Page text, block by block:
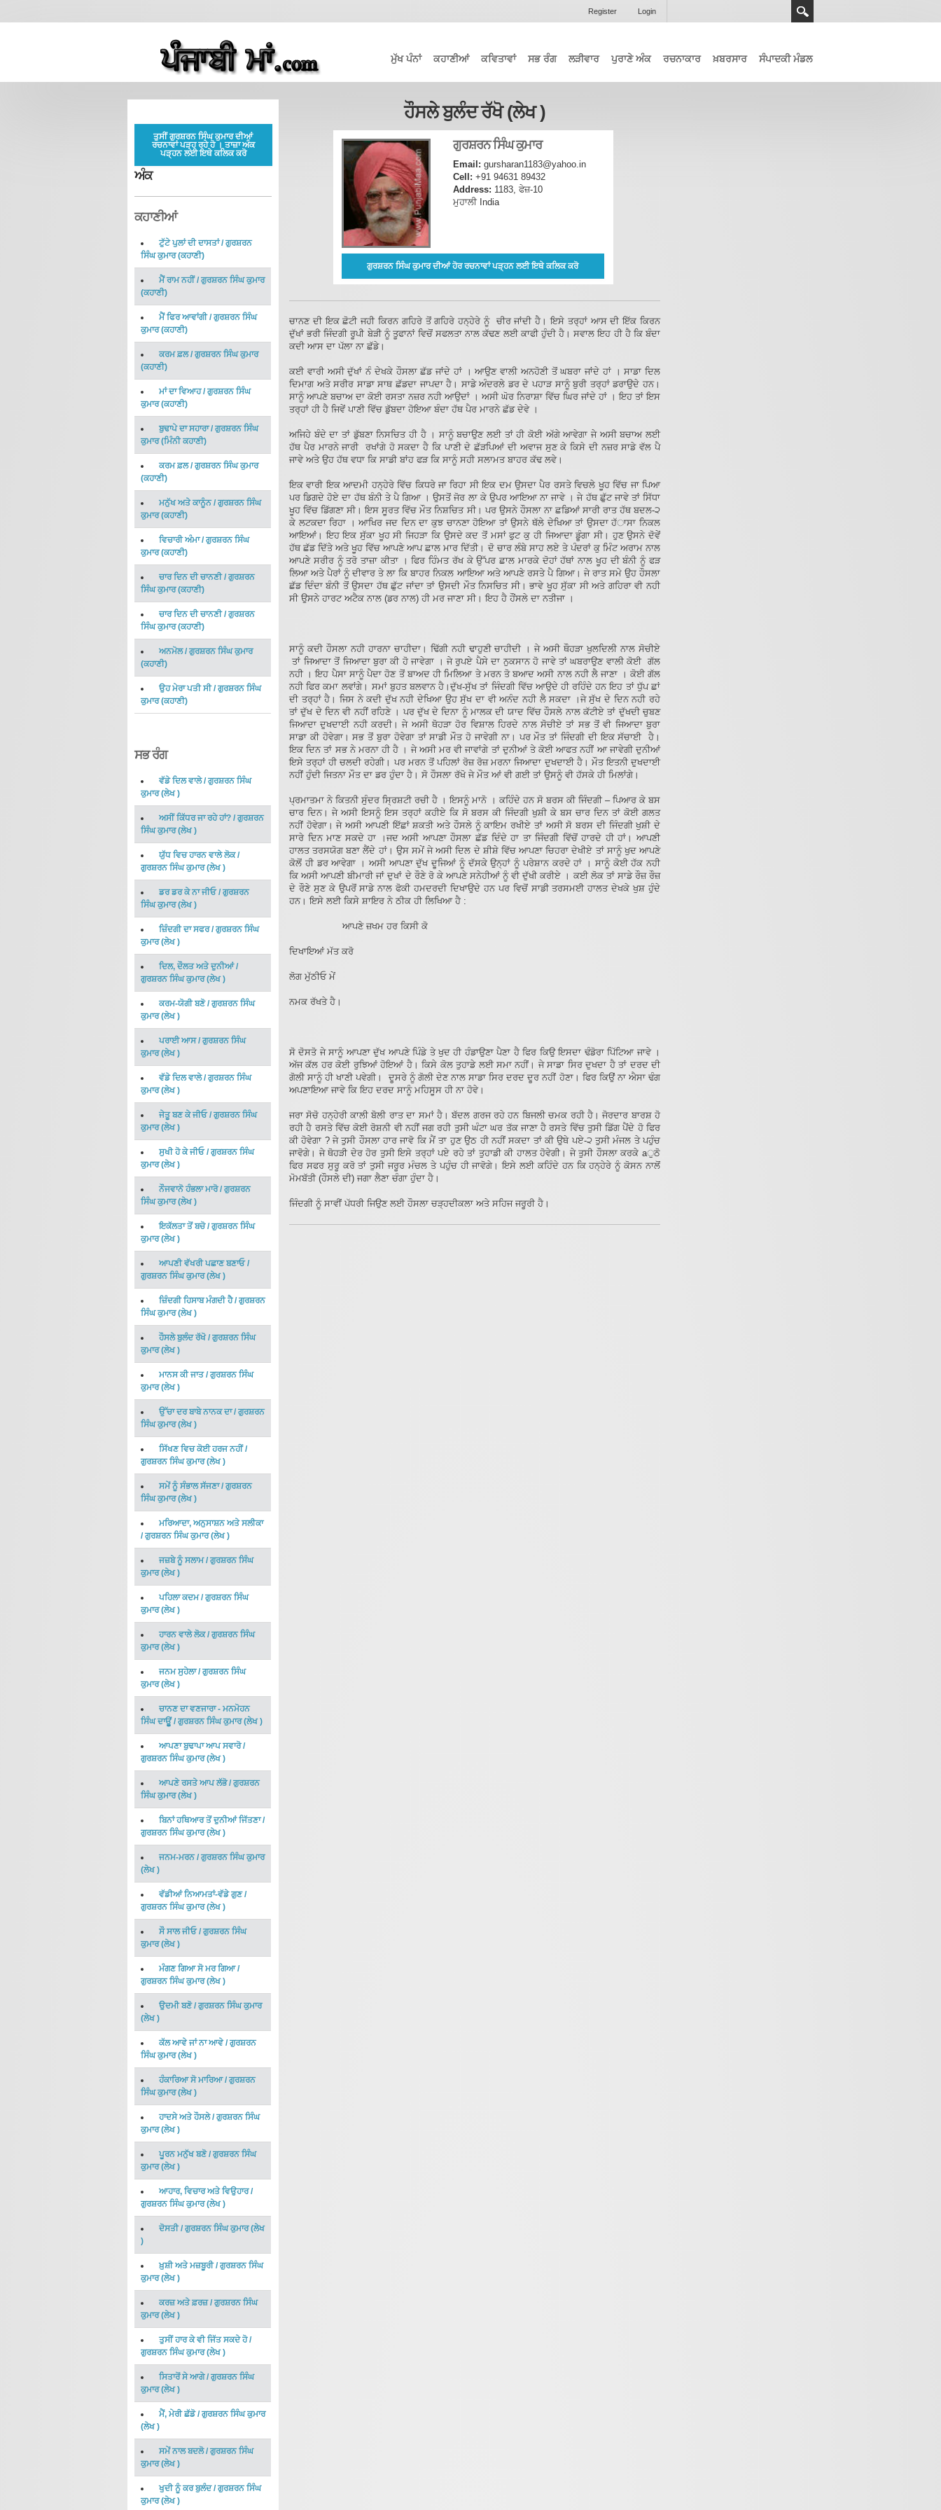
Register Login
ਮੁੱਖ ਪੰਨਾਂ ਕਹਾਣੀਆਂ ਕਵਿਤਾਵਾਂ ਸਭ ਰੰਗ ਲੜੀਵਾਰ ਪੁਰਾਣੇ ਅੰਕ ਰਚਨਾਕਾਰ ਖ਼ਬਰਸਾਰ ਸੰਪਾਦਕੀ ਮੰਡਲ
ਤੁਸੀਂ ਗੁਰਸ਼ਰਨ ਸਿੰਘ ਕੁਮਾਰ ਦੀਆਂ
ਰਚਨਾਵਾਂ ਪੜ੍ਹ ਰਹੇ ਹੋ । ਤਾਜ਼ਾ ਅੰਕ
ਪੜ੍ਹਨ ਲਈ ਇਥੇ ਕਲਿਕ ਕਰੋ
ਅੰਕ
ਕਹਾਣੀਆਂ
ਟੁੱਟੇ ਪੁਲਾਂ ਦੀ ਦਾਸਤਾਂ/ਗੁਰਸ਼ਰਨ
ਸਿੰਘ ਕੁਮਾਰ(ਕਹਾਣੀ)
ਮੈਂ ਰਾਮ ਨਹੀਂ/ ਗੁਰਸ਼ਰਨ ਸਿੰਘ ਕੁਮਾਰ
(ਕਹਾਣੀ)
ਮੈਂ ਫਿਰ ਆਵਾਂਗੀ/ਗੁਰਸ਼ਰਨ ਸਿੰਘ
ਕੁਮਾਰ(ਕਹਾਣੀ)
ਕਰਮ ਫ਼ਲ/ ਗੁਰਸ਼ਰਨ ਸਿੰਘ ਕੁਮਾਰ
(ਕਹਾਣੀ)
ਮਾਂ ਦਾ ਵਿਆਹ/ਗੁਰਸ਼ਰਨ ਸਿੰਘ
ਕੁਮਾਰ(ਕਹਾਣੀ)
ਬੁਢਾਪੇ ਦਾ ਸਹਾਰਾ/ ਗੁਰਸ਼ਰਨ ਸਿੰਘ
ਕੁਮਾਰ(ਮਿੰਨੀ ਕਹਾਣੀ)
ਕਰਮ ਫ਼ਲ/ਗੁਰਸ਼ਰਨ ਸਿੰਘ ਕੁਮਾਰ
(ਕਹਾਣੀ)
ਮਨੁੱਖ ਅਤੇ ਕਾਨੂੰਨ/ ਗੁਰਸ਼ਰਨ ਸਿੰਘ
ਕੁਮਾਰ(ਕਹਾਣੀ)
ਵਿਚਾਰੀ ਅੰਮਾ/ਗੁਰਸ਼ਰਨ ਸਿੰਘ
ਕੁਮਾਰ(ਕਹਾਣੀ)
ਚਾਰ ਦਿਨ ਦੀ ਚਾਨਣੀ/ ਗੁਰਸ਼ਰਨ
ਸਿੰਘ ਕੁਮਾਰ(ਕਹਾਣੀ)
ਚਾਰ ਦਿਨ ਦੀ ਚਾਨਣੀ/ਗੁਰਸ਼ਰਨ
ਸਿੰਘ ਕੁਮਾਰ(ਕਹਾਣੀ)
ਅਨਮੋਲ/ ਗੁਰਸ਼ਰਨ ਸਿੰਘ ਕੁਮਾਰ
(ਕਹਾਣੀ)
ਉਹ ਮੇਰਾ ਪਤੀ ਸੀ/ਗੁਰਸ਼ਰਨ ਸਿੰਘ
ਕੁਮਾਰ(ਕਹਾਣੀ)
ਸਭ ਰੰਗ
ਵੱਡੇ ਦਿਲ ਵਾਲੇ/ਗੁਰਸ਼ਰਨ ਸਿੰਘ
ਕੁਮਾਰ(ਲੇਖ)
ਅਸੀਂ ਕਿੱਧਰ ਜਾ ਰਹੇ ਹਾਂ? / ਗੁਰਸ਼ਰਨ
ਸਿੰਘ ਕੁਮਾਰ(ਲੇਖ)
ਯੁੱਧ ਵਿਚ ਹਾਰਨ ਵਾਲੇ ਲੋਕ/
ਗੁਰਸ਼ਰਨ ਸਿੰਘ ਕੁਮਾਰ(ਲੇਖ)
ਡਰ ਡਰ ਕੇ ਨਾ ਜੀਓ/ ਗੁਰਸ਼ਰਨ
ਸਿੰਘ ਕੁਮਾਰ(ਲੇਖ)
ਜ਼ਿੰਦਗੀ ਦਾ ਸਫਰ/ਗੁਰਸ਼ਰਨ ਸਿੰਘ
ਕੁਮਾਰ(ਲੇਖ)
ਦਿਲ, ਦੌਲਤ ਅਤੇ ਦੁਨੀਆਂ/
ਗੁਰਸ਼ਰਨ ਸਿੰਘ ਕੁਮਾਰ(ਲੇਖ)
ਕਰਮ-ਯੋਗੀ ਬਣੋ/ਗੁਰਸ਼ਰਨ ਸਿੰਘ
ਕੁਮਾਰ(ਲੇਖ)
ਪਰਾਈ ਆਸ/ ਗੁਰਸ਼ਰਨ ਸਿੰਘ
ਕੁਮਾਰ(ਲੇਖ)
ਵੱਡੇ ਦਿਲ ਵਾਲੇ/ਗੁਰਸ਼ਰਨ ਸਿੰਘ
ਕੁਮਾਰ(ਲੇਖ)
ਜੇਤੂ ਬਣ ਕੇ ਜੀਓ/ ਗੁਰਸ਼ਰਨ ਸਿੰਘ
ਕੁਮਾਰ(ਲੇਖ)
ਸੁਖੀ ਹੋ ਕੇ ਜੀਓ/ਗੁਰਸ਼ਰਨ ਸਿੰਘ
ਕੁਮਾਰ(ਲੇਖ)
ਨੌਜਵਾਨੋ ਹੰਭਲਾ ਮਾਰੋ/ ਗੁਰਸ਼ਰਨ
ਸਿੰਘ ਕੁਮਾਰ(ਲੇਖ)
ਇਕੱਲਤਾ ਤੋਂ ਬਚੋ/ਗੁਰਸ਼ਰਨ ਸਿੰਘ
ਕੁਮਾਰ(ਲੇਖ)
ਆਪਣੀ ਵੱਖਰੀ ਪਛਾਣ ਬਣਾਓ/
ਗੁਰਸ਼ਰਨ ਸਿੰਘ ਕੁਮਾਰ(ਲੇਖ)
ਜ਼ਿੰਦਗੀ ਹਿਸਾਬ ਮੰਗਦੀ ਹੈ/ਗੁਰਸ਼ਰਨ
ਸਿੰਘ ਕੁਮਾਰ(ਲੇਖ)
ਹੌਸਲੇ ਬੁਲੰਦ ਰੱਖੋ/ ਗੁਰਸ਼ਰਨ ਸਿੰਘ
ਕੁਮਾਰ(ਲੇਖ)
ਮਾਨਸ ਕੀ ਜਾਤ/ਗੁਰਸ਼ਰਨ ਸਿੰਘ
ਕੁਮਾਰ(ਲੇਖ)
ਉੱਚਾ ਦਰ ਬਾਬੇ ਨਾਨਕ ਦਾ/ ਗੁਰਸ਼ਰਨ
ਸਿੰਘ ਕੁਮਾਰ(ਲੇਖ)
ਸਿੱਖਣ ਵਿਚ ਕੋਈ ਹਰਜ ਨਹੀਂ/
ਗੁਰਸ਼ਰਨ ਸਿੰਘ ਕੁਮਾਰ(ਲੇਖ)
ਸਮੇਂ ਨੂੰ ਸੰਭਾਲ ਸੱਜਣਾ/ ਗੁਰਸ਼ਰਨ
ਸਿੰਘ ਕੁਮਾਰ(ਲੇਖ)
ਮਰਿਆਦਾ, ਅਨੁਸਾਸ਼ਨ ਅਤੇ ਸਲੀਕਾ
/ਗੁਰਸ਼ਰਨ ਸਿੰਘ ਕੁਮਾਰ(ਲੇਖ)
ਜਜ਼ਬੇ ਨੂੰ ਸਲਾਮ/ ਗੁਰਸ਼ਰਨ ਸਿੰਘ
ਕੁਮਾਰ(ਲੇਖ)
ਪਹਿਲਾ ਕਦਮ/ਗੁਰਸ਼ਰਨ ਸਿੰਘ
ਕੁਮਾਰ(ਲੇਖ)
ਹਾਰਨ ਵਾਲੇ ਲੋਕ/ ਗੁਰਸ਼ਰਨ ਸਿੰਘ
ਕੁਮਾਰ(ਲੇਖ)
ਜਨਮ ਸੁਹੇਲਾ/ਗੁਰਸ਼ਰਨ ਸਿੰਘ
ਕੁਮਾਰ(ਲੇਖ)
ਚਾਨਣ ਦਾ ਵਣਜਾਰਾ - ਮਨਮੋਹਨ
ਸਿੰਘ ਦਾਊੂਂ/ ਗੁਰਸ਼ਰਨ ਸਿੰਘ ਕੁਮਾਰ(ਲੇਖ)
ਆਪਣਾ ਬੁਢਾਪਾ ਆਪ ਸਵਾਰੋ/
ਗੁਰਸ਼ਰਨ ਸਿੰਘ ਕੁਮਾਰ(ਲੇਖ)
ਆਪਣੇ ਰਸਤੇ ਆਪ ਲੱਭੋ/ ਗੁਰਸ਼ਰਨ
ਸਿੰਘ ਕੁਮਾਰ(ਲੇਖ)
ਬਿਨਾਂ ਹਥਿਆਰ ਤੋਂ ਦੁਨੀਆਂ ਜਿੱਤਣਾ/
ਗੁਰਸ਼ਰਨ ਸਿੰਘ ਕੁਮਾਰ(ਲੇਖ)
ਜਨਮ-ਮਰਨ/ ਗੁਰਸ਼ਰਨ ਸਿੰਘ ਕੁਮਾਰ
(ਲੇਖ)
ਵੱਡੀਆਂ ਨਿਆਮਤਾਂ-ਵੱਡੇ ਗੁਣ/
ਗੁਰਸ਼ਰਨ ਸਿੰਘ ਕੁਮਾਰ(ਲੇਖ)
ਸੌ ਸਾਲ ਜੀਓ/ ਗੁਰਸ਼ਰਨ ਸਿੰਘ
ਕੁਮਾਰ(ਲੇਖ)
ਮੰਗਣ ਗਿਆ ਸੋ ਮਰ ਗਿਆ/
ਗੁਰਸ਼ਰਨ ਸਿੰਘ ਕੁਮਾਰ(ਲੇਖ)
ਉਦਮੀ ਬਣੋ/ ਗੁਰਸ਼ਰਨ ਸਿੰਘ ਕੁਮਾਰ
(ਲੇਖ)
ਕੱਲ ਆਵੇ ਜਾਂ ਨਾ ਆਵੇ/ਗੁਰਸ਼ਰਨ
ਸਿੰਘ ਕੁਮਾਰ(ਲੇਖ)
ਹੰਕਾਰਿਆ ਸੋ ਮਾਰਿਆ/ ਗੁਰਸ਼ਰਨ
ਸਿੰਘ ਕੁਮਾਰ(ਲੇਖ)
ਹਾਦਸੇ ਅਤੇ ਹੌਸਲੇ/ਗੁਰਸ਼ਰਨ ਸਿੰਘ
ਕੁਮਾਰ(ਲੇਖ)
ਪੂਰਨ ਮਨੁੱਖ ਬਣੋ/ ਗੁਰਸ਼ਰਨ ਸਿੰਘ
ਕੁਮਾਰ(ਲੇਖ)
ਆਹਾਰ, ਵਿਚਾਰ ਅਤੇ ਵਿਉਹਾਰ/
ਗੁਰਸ਼ਰਨ ਸਿੰਘ ਕੁਮਾਰ(ਲੇਖ)
ਦੋਸਤੀ/ ਗੁਰਸ਼ਰਨ ਸਿੰਘ ਕੁਮਾਰ(ਲੇਖ
)
ਖ਼ੁਸ਼ੀ ਅਤੇ ਮਜ਼ਬੂਰੀ/ਗੁਰਸ਼ਰਨ ਸਿੰਘ
ਕੁਮਾਰ(ਲੇਖ)
ਕਰਜ਼ ਅਤੇ ਫ਼ਰਜ਼/ ਗੁਰਸ਼ਰਨ ਸਿੰਘ
ਕੁਮਾਰ(ਲੇਖ)
ਤੁਸੀਂ ਹਾਰ ਕੇ ਵੀ ਜਿੱਤ ਸਕਦੇ ਹੋ/
ਗੁਰਸ਼ਰਨ ਸਿੰਘ ਕੁਮਾਰ(ਲੇਖ)
ਸਿਤਾਰੋਂ ਸੇ ਆਗੇ/ ਗੁਰਸ਼ਰਨ ਸਿੰਘ
ਕੁਮਾਰ(ਲੇਖ)
ਮੈਂ, ਮੇਰੀ ਛੱਡੋ/ਗੁਰਸ਼ਰਨ ਸਿੰਘ ਕੁਮਾਰ
(ਲੇਖ)
ਸਮੇਂ ਨਾਲ ਬਦਲੋ/ ਗੁਰਸ਼ਰਨ ਸਿੰਘ
ਕੁਮਾਰ(ਲੇਖ)
ਖੁਦੀ ਨੂੰ ਕਰ ਬੁਲੰਦ/ਗੁਰਸ਼ਰਨ ਸਿੰਘ
ਕੁਮਾਰ(ਲੇਖ)
ਹੌਸਲੇ ਬੁਲੰਦ ਰੱਖੋ (ਲੇਖ )
ਗੁਰਸ਼ਰਨ ਸਿੰਘ ਕੁਮਾਰ
Email: gursharan1183@yahoo.in
Cell: +91 94631 89432
Address: 1183, ਫੇਜ਼-10
ਮੁਹਾਲੀ India
ਗੁਰਸ਼ਰਨ ਸਿੰਘ ਕੁਮਾਰ ਦੀਆਂ ਹੋਰ ਰਚਨਾਵਾਂ ਪੜ੍ਹਨ ਲਈ ਇਥੇ ਕਲਿਕ ਕਰੋ
ਚਾਨਣ ਦੀ ਇਕ ਛੋਟੀ ਜਹੀ ਕਿਰਨ ਗਹਿਰੇ ਤੋਂ ਗਹਿਰੇ ਹਨ੍ਹੇਰੇ ਨੂੰ ਚੀਰ ਜਾਂਦੀ ਹੈ। ਇਸੇ ਤਰ੍ਹਾਂ ਆਸ ਦੀ ਇੱਕ ਕਿਰਨ
ਦੁੱਖਾਂ ਭਰੀ ਜਿੰਦਗੀ ਰੂਪੀ ਬੇੜੀ ਨੂੰ ਤੂਫਾਨਾਂ ਵਿਚੋਂ ਸਫਲਤਾ ਨਾਲ ਕੱਢਣ ਲਈ ਕਾਫੀ ਹੁੰਦੀ ਹੈ। ਸਵਾਲ ਇਹ ਹੀ ਹੈ ਕਿ ਬੰਦਾ
ਕਦੀ ਆਸ ਦਾ ਪੱਲਾ ਨਾ ਛੱਡੇ।
ਕਈ ਵਾਰੀ ਅਸੀ ਦੁੱਖਾਂ ਨੰ ਦੇਖਕੇ ਹੌਸਲਾ ਛੱਡ ਜਾਂਦੇ ਹਾਂ । ਆਉਣ ਵਾਲੀ ਅਨਹੋਣੀ ਤੋਂ ਘਬਰਾ ਜਾਂਦੇ ਹਾਂ । ਸਾਡਾ ਦਿਲ
ਦਿਮਾਗ ਅਤੇ ਸਰੀਰ ਸਾਡਾ ਸਾਥ ਛੱਡਦਾ ਜਾਪਦਾ ਹੈ। ਸਾਡੇ ਅੰਦਰਲੇ ਡਰ ਦੇ ਪਹਾੜ ਸਾਨੂੰ ਬੁਰੀ ਤਰ੍ਹਾਂ ਡਰਾਉਦੇ ਹਨ।
ਸਾਨੂੰ ਆਪਣੇ ਬਚਾਅ ਦਾ ਕੋਈ ਰਸਤਾ ਨਜ਼ਰ ਨਹੀ ਆਉਦਾਂ । ਅਸੀ ਘੋਰ ਨਿਰਾਸ਼ਾ ਵਿੱਚ ਘਿਰ ਜਾਂਦੇ ਹਾਂ । ਇਹ ਤਾਂ ਇਸ
ਤਰ੍ਹਾਂ ਹੀ ਹੈ ਜਿਵੇਂ ਪਾਣੀ ਵਿੱਚ ਡੁੱਬਦਾ ਹੋਇਆ ਬੰਦਾ ਹੱਥ ਪੈਰ ਮਾਰਨੇ ਛੱਡ ਦੇਵੇ ।
ਅਜਿਹੇ ਬੰਦੇ ਦਾ ਤਾਂ ਡੁੱਬਣਾ ਨਿਸਚਿਤ ਹੀ ਹੈ । ਸਾਨੂੰ ਬਚਾਉਣ ਲਈ ਤਾਂ ਹੀ ਕੋਈ ਅੱਗੇ ਆਵੇਗਾ ਜੇ ਅਸੀ ਬਚਾਅ ਲਈ
ਹੱਥ ਪੈਰ ਮਾਰਨੇ ਜਾਰੀ ਰਖਾਂਗੇ ਹੋ ਸਕਦਾ ਹੈ ਕਿ ਪਾਣੀ ਦੇ ਛੱੜਪਿਆਂ ਦੀ ਅਵਾਜ ਸੁਣ ਕੇ ਕਿਸੇ ਦੀ ਨਜ਼ਰ ਸਾਡੇ ਵੱਲ ਪੈ
ਜਾਵੇ ਅਤੇ ਉਹ ਹੱਥ ਵਧਾ ਕਿ ਸਾਡੀ ਬਾਂਹ ਫੜ ਕਿ ਸਾਨੂੰ ਸਹੀ ਸਲਾਮਤ ਬਾਹਰ ਕੱਢ ਲਵੇ।
ਇਕ ਵਾਰੀ ਇਕ ਆਦਮੀ ਹਨ੍ਹੇਰੇ ਵਿੱਚ ਕਿਧਰੇ ਜਾ ਰਿਹਾ ਸੀ ਇਕ ਦਮ ਉਸਦਾ ਪੈਰ ਰਸਤੇ ਵਿਚਲੇ ਖੂਹ ਵਿੱਚ ਜਾ ਪਿਆ
ਪਰ ਡਿਗਦੇ ਹੋਏ ਦਾ ਹੱਥ ਬੰਨੀ ਤੇ ਪੈ ਗਿਆ । ਉਸਤੋਂ ਜੋਰ ਲਾ ਕੇ ਉਪਰ ਆਇਆ ਨਾ ਜਾਵੇ । ਜੇ ਹੱਥ ਛੁੱਟ ਜਾਵੇ ਤਾਂ ਸਿੱਧਾ
ਖੂਹ ਵਿੱਚ ਡਿੱਗਣਾ ਸੀ। ਇਸ ਸੂਰਤ ਵਿੱਚ ਮੌਤ ਨਿਸ਼ਚਿਤ ਸੀ। ਪਰ ਉਸਨੇ ਹੌਸਲਾ ਨਾ ਛਡਿਆਂ ਸਾਰੀ ਰਾਤ ਹੱਥ ਬਦਲ-੨
ਕੇ ਲਟਕਦਾ ਰਿਹਾ । ਆਖਿਰ ਜਦ ਦਿਨ ਦਾ ਕੁਝ ਚਾਨਣਾ ਹੋਇਆ ਤਾਂ ਉਸਨੇ ਥੱਲੇ ਦੇਖਿਆ ਤਾਂ ਉਸਦਾ ਹੱਾਸਾ ਨਿਕਲ
ਆਇਆਂ। ਇਹ ਇਕ ਸੁੱਕਾ ਖੂਹ ਸੀ ਜਿਹੜਾ ਕਿ ਉਸਦੇ ਕਦ ਤੋਂ ਮਸਾਂ ਫੁਟ ਕੁ ਹੀ ਜਿਆਦਾ ਡੂੰਗਾ ਸੀ। ਹੁਣ ਉਸਨੇ ਦੋਵੇਂ
ਹੱਥ ਛੱਡ ਦਿੱਤੇ ਅਤੇ ਖੂਹ ਵਿੱਚ ਆਪਣੇ ਆਪ ਛਾਲ ਮਾਰ ਦਿੱਤੀ। ਦੋ ਚਾਰ ਲੰਬੇ ਸਾਹ ਲਏ ਤੇ ਪੰਦਰਾਂ ਕੁ ਮਿੰਟ ਅਰਾਮ ਨਾਲ
ਆਪਣੇ ਸਰੀਰ ਨੂੰ ਤਰੋ ਤਾਜ਼ਾ ਕੀਤਾ । ਫਿਰ ਹਿੰਮਤ ਰੱਖ ਕੇ ਉੱਪਰ ਛਾਲ ਮਾਰਕੇ ਦੋਹਾਂ ਹੱਥਾਂ ਨਾਲ ਖੂਹ ਦੀ ਬੰਨੀ ਨੂੰ ਫੜ
ਲਿਆ ਅਤੇ ਪੈਰਾਂ ਨੂੰ ਦੀਵਾਰ ਤੇ ਲਾ ਕਿ ਬਾਹਰ ਨਿਕਲ ਆਇਆ ਅਤੇ ਆਪਣੇ ਰਸਤੇ ਪੈ ਗਿਆ। ਜੇ ਰਾਤ ਸਮੇ ਉਹ ਹੌਸਲਾ
ਛੱਡ ਦਿੰਦਾ ਬੰਨੀ ਤੋਂ ਉਸਦਾ ਹੱਥ ਛੁੱਟ ਜਾਂਦਾ ਤਾਂ ਉਸਦੀ ਮੌਤ ਨਿਸਚਿਤ ਸੀ। ਭਾਵੇ ਖੂਹ ਸੁੱਕਾ ਸੀ ਅਤੇ ਗਹਿਰਾ ਵੀ ਨਹੀ
ਸੀ ਉਸਨੇ ਹਾਰਟ ਅਟੈਕ ਨਾਲ (ਡਰ ਨਾਲ) ਹੀ ਮਰ ਜਾਣਾ ਸੀ। ਇਹ ਹੈ ਹੌਂਸਲੇ ਦਾ ਨਤੀਜਾ ।
ਸਾਨੂੰ ਕਦੀ ਹੌਸਲਾ ਨਹੀ ਹਾਰਨਾ ਚਾਹੀਦਾ। ਢਿੱਗੀ ਨਹੀ ਢਾਹੁਣੀ ਚਾਹੀਦੀ । ਜੇ ਅਸੀ ਥੌਹੜਾ ਖੁਲਦਿਲੀ ਨਾਲ ਸੋਚੀਏ
ਤਾਂ ਜਿਆਦਾ ਤੋਂ ਜਿਆਦਾ ਬੁਰਾ ਕੀ ਹੋ ਜਾਵੇਗਾ । ਜੇ ਰੁਪਏ ਪੈਸੇ ਦਾ ਨੁਕਸਾਨ ਹੋ ਜਾਵੇ ਤਾਂ ਘਬਰਾਉਣ ਵਾਲੀ ਕੋਈ ਗੱਲ
ਨਹੀ । ਇਹ ਪੈਸਾ ਸਾਨੂੰ ਪੈਦਾ ਹੋਣ ਤੋਂ ਬਾਅਦ ਹੀ ਮਿਲਿਆ ਤੇ ਮਰਨ ਤੋ ਬਆਦ ਅਸੀ ਨਾਲ ਨਹੀ ਲੈ ਜਾਣਾ । ਕੋਈ ਗੱਲ
ਨਹੀ ਫਿਰ ਕਮਾ ਲਵਾਂਗੇ। ਸਮਾਂ ਬੁਹਤ ਬਲਵਾਨ ਹੈ।ਦੁੱਖ-ਸੁੱਖ ਤਾਂ ਜਿੰਦਗੀ ਵਿੱਚ ਆਉਦੇ ਹੀ ਰਹਿੰਦੇ ਹਨ ਇਹ ਤਾਂ ਧੁੱਪ ਛਾਂ
ਦੀ ਤਰ੍ਹਾਂ ਹੈ। ਜਿਸ ਨੇ ਕਦੀ ਦੁੱਖ ਨਹੀ ਦੇਖਿਆ ਉਹ ਸੁੱਖ ਦਾ ਵੀ ਅਨੰਦ ਨਹੀ ਲੈ ਸਕਦਾ ।ਜੇ ਸੁੱਖ ਦੇ ਦਿਨ ਨਹੀ ਰਹੇ
ਤਾਂ ਦੁੱਖ ਦੇ ਦਿਨ ਵੀ ਨਹੀਂ ਰਹਿਣੇ । ਪਰ ਦੁੱਖ ਦੇ ਦਿਨਾ ਨੂੰ ਮਾਲਕ ਦੀ ਯਾਦ ਵਿੱਚ ਹੌਸਲੇ ਨਾਲ ਕੱਟੀਏ ਤਾਂ ਦੁੱਖਦੀ ਚੁਬਣ
ਜਿਆਦਾ ਦੁਖਦਾਈ ਨਹੀ ਕਰਦੀ। ਜੇ ਅਸੀ ਥੋਹੜਾ ਹੋਰ ਵਿਸ਼ਾਲ ਹਿਰਦੇ ਨਾਲ ਸੋਚੀਏ ਤਾਂ ਸਭ ਤੋਂ ਵੀ ਜਿਆਦਾ ਬੁਰਾ
ਸਾਡਾ ਕੀ ਹੋਵੇਗਾ। ਸਭ ਤੋਂ ਬੁਰਾ ਹੋਵੇਗਾ ਤਾਂ ਸਾਡੀ ਮੌਤ ਹੋ ਜਾਵੇਗੀ ਨਾ। ਪਰ ਮੌਤ ਤਾਂ ਜਿੰਦਗੀ ਦੀ ਇਕ ਸੱਚਾਈ ਹੈ।
ਇਕ ਦਿਨ ਤਾਂ ਸਭ ਨੇ ਮਰਨਾ ਹੀ ਹੈ । ਜੇ ਅਸੀ ਮਰ ਵੀ ਜਾਵਾਂਗੇ ਤਾਂ ਦੁਨੀਆਂ ਤੇ ਕੋਈ ਆਫਤ ਨਹੀਂ ਆ ਜਾਵੇਗੀ ਦੁਨੀਆਂ
ਇਸੇ ਤਰ੍ਹਾਂ ਹੀ ਚਲਦੀ ਰਹੇਗੀ। ਪਰ ਮਰਨ ਤੋਂ ਪਹਿਲਾਂ ਰੋਜ਼ ਰੋਜ਼ ਮਰਨਾ ਜਿਆਦਾ ਦੁਖਦਾਈ ਹੈ। ਮੌਤ ਇਤਨੀ ਦੁਖਦਾਈ
ਨਹੀਂ ਹੁੰਦੀ ਜਿਤਨਾ ਮੌਤ ਦਾ ਡਰ ਹੁੰਦਾ ਹੈ। ਸੋ ਹੌਸਲਾ ਰੱਖੋ ਜੇ ਮੌਤ ਆਂ ਵੀ ਗਈ ਤਾਂ ਉਸਨੂੰ ਵੀ ਹੱਸਕੇ ਹੀ ਮਿਲਾਂਗੇ।
ਪ੍ਰਮਾਤਮਾ ਨੇ ਕਿਤਨੀ ਸੁੰਦਰ ਸ੍ਰਿਸ਼ਟੀ ਰਚੀ ਹੈ । ਇਸਨੂੰ ਮਾਨੋ । ਕਹਿੰਦੇ ਹਨ ਸੋ ਬਰਸ ਕੀ ਜਿੰਦਗੀ – ਪਿਆਰ ਕੇ ਬਸ
ਚਾਰ ਦਿਨ। ਜੇ ਅਸੀ ਇਸਨੂੰ ਇਸ ਤਰ੍ਹਾਂ ਕਹੀਏ ਕਿ ਸੋ ਬਰਸ ਕੀ ਜਿੰਦਗੀ ਖੁਸ਼ੀ ਕੇ ਬਸ ਚਾਰ ਦਿਨ ਤਾਂ ਕੋਈ ਗਲਤ
ਨਹੀਂ ਹੋਵੇਗਾ। ਜੇ ਅਸੀ ਆਪਣੀ ਇੱਛਾਂ ਸ਼ਕਤੀ ਅਤੇ ਹੌਸਲੇ ਨੂੰ ਕਾਇਮ ਰਖੀਏ ਤਾਂ ਅਸੀ ਸੋ ਬਰਸ ਦੀ ਜਿੰਦਗੀ ਖੁਸ਼ੀ ਦੇ
ਸਾਰੇ ਦਿਨ ਮਾਣ ਸਕਦੇ ਹਾ ।ਜਦ ਅਸੀ ਆਪਣਾ ਹੌਸਲਾ ਛੱਡ ਦਿੰਦੇ ਹਾ ਤਾ ਜਿੰਦਗੀ ਵਿੱਚੋਂ ਹਾਰਦੇ ਹੀ ਹਾਂ। ਆਪਣੀ
ਹਾਲਤ ਤਰਸਯੋਗ ਬਣਾ ਲੈਂਦੇ ਹਾਂ। ਉਸ ਸਮੇਂ ਜੇ ਅਸੀ ਦਿਲ ਦੇ ਸ਼ੀਸ਼ੇ ਵਿੱਚ ਆਪਣਾ ਚਿਹਰਾ ਦੇਖੀਏ ਤਾਂ ਸਾਨੂੰ ਖੁਦ ਆਪਣੇ
ਕੋਲੋਂ ਹੀ ਡਰ ਆਵੇਗਾ । ਅਸੀ ਆਪਣਾ ਦੁੱਖ ਦੂਜਿਆਂ ਨੂੰ ਦੱਸਕੇ ਉਨ੍ਹਾਂ ਨੂੰ ਪਰੇਸ਼ਾਨ ਕਰਦੇ ਹਾਂ । ਸਾਨੂੰ ਕੋਈ ਹੱਕ ਨਹੀ
ਕਿ ਅਸੀ ਆਪਣੀ ਬੀਮਾਰੀ ਜਾਂ ਦੁਖਾਂ ਦੇ ਰੌਣੇ ਰੋ ਕੇ ਆਪਣੇ ਸਨੇਹੀਆਂ ਨੂੰ ਵੀ ਦੁੱਖੀ ਕਰੀਏ । ਕਈ ਲੋਕ ਤਾਂ ਸਾਡੇ ਰੌਜ਼ ਰੌਜ਼
ਦੇ ਰੌਣੇ ਸੁਣ ਕੇ ਉਪਰੋਂ ਸਾਡੇ ਨਾਲ ਫੋਕੀ ਹਮਦਰਦੀ ਦਿਖਾਉਦੇ ਹਨ ਪਰ ਵਿਚੋਂ ਸਾਡੀ ਤਰਸਮਈ ਹਾਲਤ ਦੇਖਕੇ ਖੁਸ਼ ਹੁੰਦੇ
ਹਨ। ਇਸੇ ਲਈ ਕਿਸੇ ਸ਼ਾਇਰ ਨੇ ਠੀਕ ਹੀ ਲਿਖਿਆ ਹੈ :
ਆਪਣੇ ਜ਼ਖਮ ਹਰ ਕਿਸੀ ਕੋ
ਦਿਖਾਇਆਂ ਮੱਤ ਕਰੋ
ਲੋਗ ਮੁੱਠੀਓ ਮੇਂ
ਨਮਕ ਰੱਖਤੇ ਹੈ।
ਸੋ ਦੋਸਤੋ ਜੇ ਸਾਨੂੰ ਆਪਣਾ ਦੁੱਖ ਆਪਣੇ ਪਿੰਡੇ ਤੇ ਖੁਦ ਹੀ ਹੰਡਾਉਣਾ ਪੈਣਾ ਹੈ ਫਿਰ ਕਿਉ ਇਸਦਾ ਢੰਡੋਰਾ ਪਿੱਟਿਆ ਜਾਵੇ ।
ਅੱਜ ਕੱਲ ਹਰ ਕੋਈ ਰੁਝਿਆਂ ਹੋਇਆਂ ਹੈ। ਕਿਸੇ ਕੋਲ ਤੁਹਾਡੇ ਲਈ ਸਮਾ ਨਹੀਂ। ਜੇ ਸਾਡਾ ਸਿਰ ਦੁਖਦਾ ਹੈ ਤਾਂ ਦਰਦ ਦੀ
ਗੋਲੀ ਸਾਨੂੰ ਹੀ ਖਾਣੀ ਪਵੇਗੀ। ਦੂਸਰੇ ਨੂੰ ਗੋਲੀ ਦੇਣ ਨਾਲ ਸਾਡਾ ਸਿਰ ਦਰਦ ਦੂਰ ਨਹੀਂ ਹੋਣਾ। ਫਿਰ ਕਿਉਂ ਨਾ ਐਸਾ ਢੰਗ
ਅਪਣਾਇਆ ਜਾਵੇ ਕਿ ਇਹ ਦਰਦ ਸਾਨੂੰ ਮਹਿਸੂਸ ਹੀ ਨਾ ਹੋਵੇ।
ਜਰਾ ਸੋਚੋ ਹਨ੍ਹੇਰੀ ਕਾਲੀ ਬੋਲੀ ਰਾਤ ਦਾ ਸਮਾਂ ਹੈ। ਬੱਦਲ ਗਰਜ ਰਹੇ ਹਨ ਬਿਜਲੀ ਚਮਕ ਰਹੀ ਹੈ। ਜੋਰਦਾਰ ਬਾਰਸ਼ ਹੋ
ਰਹੀ ਹੈ ਰਸਤੇ ਵਿੱਚ ਕੋਈ ਰੋਸ਼ਨੀ ਵੀ ਨਹੀਂ ਜਗ ਰਹੀ ਤੁਸੀ ਘੰਟਾ ਘਰ ਤੱਕ ਜਾਣਾ ਹੈ ਰਸਤੇ ਵਿੱਚ ਤੁਸੀ ਡਿੱਗ ਪੈਂਦੇ ਹੋ ਫਿਰ
ਕੀ ਹੋਵੇਗਾ ? ਜੇ ਤੁਸੀ ਹੌਸਲਾ ਹਾਰ ਜਾਵੋ ਕਿ ਮੈਂ ਤਾ ਹੁਣ ਉਠ ਹੀ ਨਹੀਂ ਸਕਦਾ ਤਾਂ ਕੀ ਉਥੇ ਪਏ-੨ ਤੁਸੀ ਮੰਜਲ ਤੇ ਪਹੁੰਚ
ਜਾਵੋਗੇ। ਜੇ ਥੋਹੜੀ ਦੇਰ ਹੋਰ ਤੁਸੀ ਇਸੇ ਤਰ੍ਹਾਂ ਪਏ ਰਹੇ ਤਾਂ ਤੁਹਾਡੀ ਕੀ ਹਾਲਤ ਹੋਵੇਗੀ। ਜੇ ਤੁਸੀ ਹੌਸਲਾ ਕਰਕੇ aੁਠੋ
ਫਿਰ ਸਫਰ ਸੁਰੂ ਕਰੋ ਤਾਂ ਤੁਸੀ ਜਰੂਰ ਮੰਚਲ ਤੇ ਪਹੁੰਚ ਹੀ ਜਾਵੋਗੇ। ਇਸੇ ਲਈ ਕਹਿੰਦੇ ਹਨ ਕਿ ਹਨ੍ਹੇਰੇ ਨੂੰ ਕੋਸਨ ਨਾਲੋਂ
ਮੋਮਬੱਤੀ (ਹੌਸਲੇ ਦੀ) ਜਗਾ ਲੈਣਾ ਚੰਗਾ ਹੁੰਦਾ ਹੈ।
ਜਿੰਦਗੀ ਨੂੰ ਸਾਵੀਂ ਪੱਧਰੀ ਜਿਉਣ ਲਈ ਹੌਸਲਾ ਚੜ੍ਹਦੀਕਲਾ ਅਤੇ ਸਹਿਜ ਜਰੂਰੀ ਹੈ।